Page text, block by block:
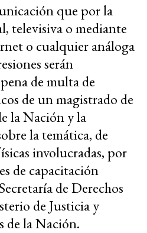
que por la
televisiva o mediante
o cualquier análoga
serán
de multa de
de un magistrado de
la Nación y la
la temática, de
involucradas, por
de capacitación
de Derechos
de Justicia y
de la Nación.